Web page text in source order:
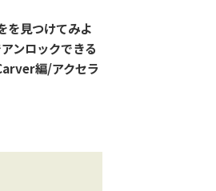
を見つけてみよ
ンロックできる
編/アクセラ